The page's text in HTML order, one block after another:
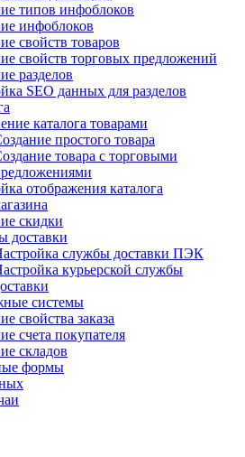
типов инфоблоков
инфоблоков
свойств товаров
свойств торговых предложений
разделов
SEO данных для разделов
каталога товарами
простого товара
товара с торговыми
отображения каталога
скидки
доставки
службы доставки ПЭК
курьерской службы
системы
свойства заказа
счета покупателя
складов
формы